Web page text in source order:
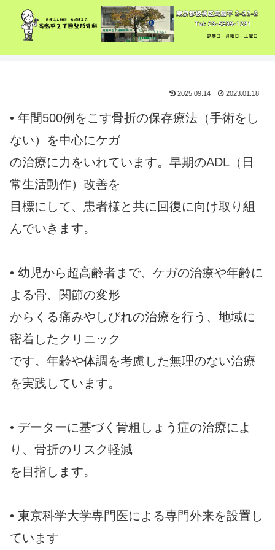
2025.09.14 2023.01.18
• 年間500例をこす骨折の保存療法（手術をし
ない）を中心にケガ
の治療に力をいれています。早期のADL（日
常生活動作）改善を
目標にして、患者様と共に回復に向け取り組
んでいきます。
• 幼児から超高齢者まで、ケガの治療や年齢に
よる骨、関節の変形
からくる痛みやしびれの治療を行う、地域に
密着したクリニック
です。年齢や体調を考慮した無理のない治療
を実践しています。
• データーに基づく骨粗しょう症の治療によ
り、骨折のリスク軽減
を目指します。
• 東京科学大学専門医による専門外来を設置し
ています